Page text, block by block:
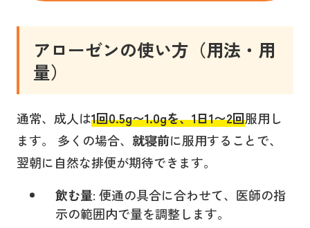
アローゼンの使い方（用法・用
量）
通常、成人は1回0.5g〜1.0gを、1日1〜2回服用し
ます。 多くの場合、 就寝前に服用することで、
翌朝に自然な排便が期待できます。
飲む量: 便通の具合に合わせて、医師の指
示の範囲内で量を調整します。